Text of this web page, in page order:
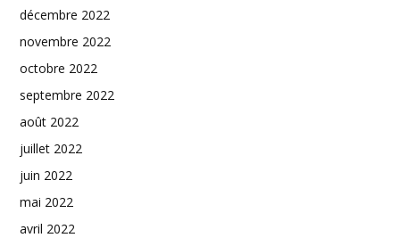
décembre 2022
novembre 2022
octobre 2022
septembre 2022
août 2022
juillet 2022
juin 2022
mai 2022
avril 2022